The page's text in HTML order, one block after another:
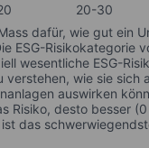
20-30
dafür, wie gut ein
ESG-Risikokategorie
wesentliche ESG-
verstehen, wie sie sich
auswirken
Risiko, desto besser
das